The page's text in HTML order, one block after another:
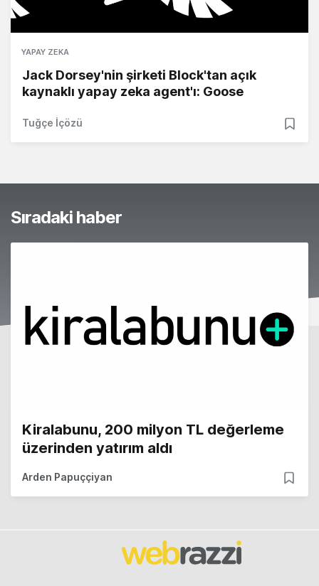
YAPAY ZEKA
Jack Dorsey'nin şirketi Block'tan açık
kaynaklı yapay zeka agent'ı: Goose
Tuğçe İçözü
Sıradaki haber
Kiralabunu, 200 milyon TL değerleme
üzerinden yatırım aldı
Arden Papuççiyan